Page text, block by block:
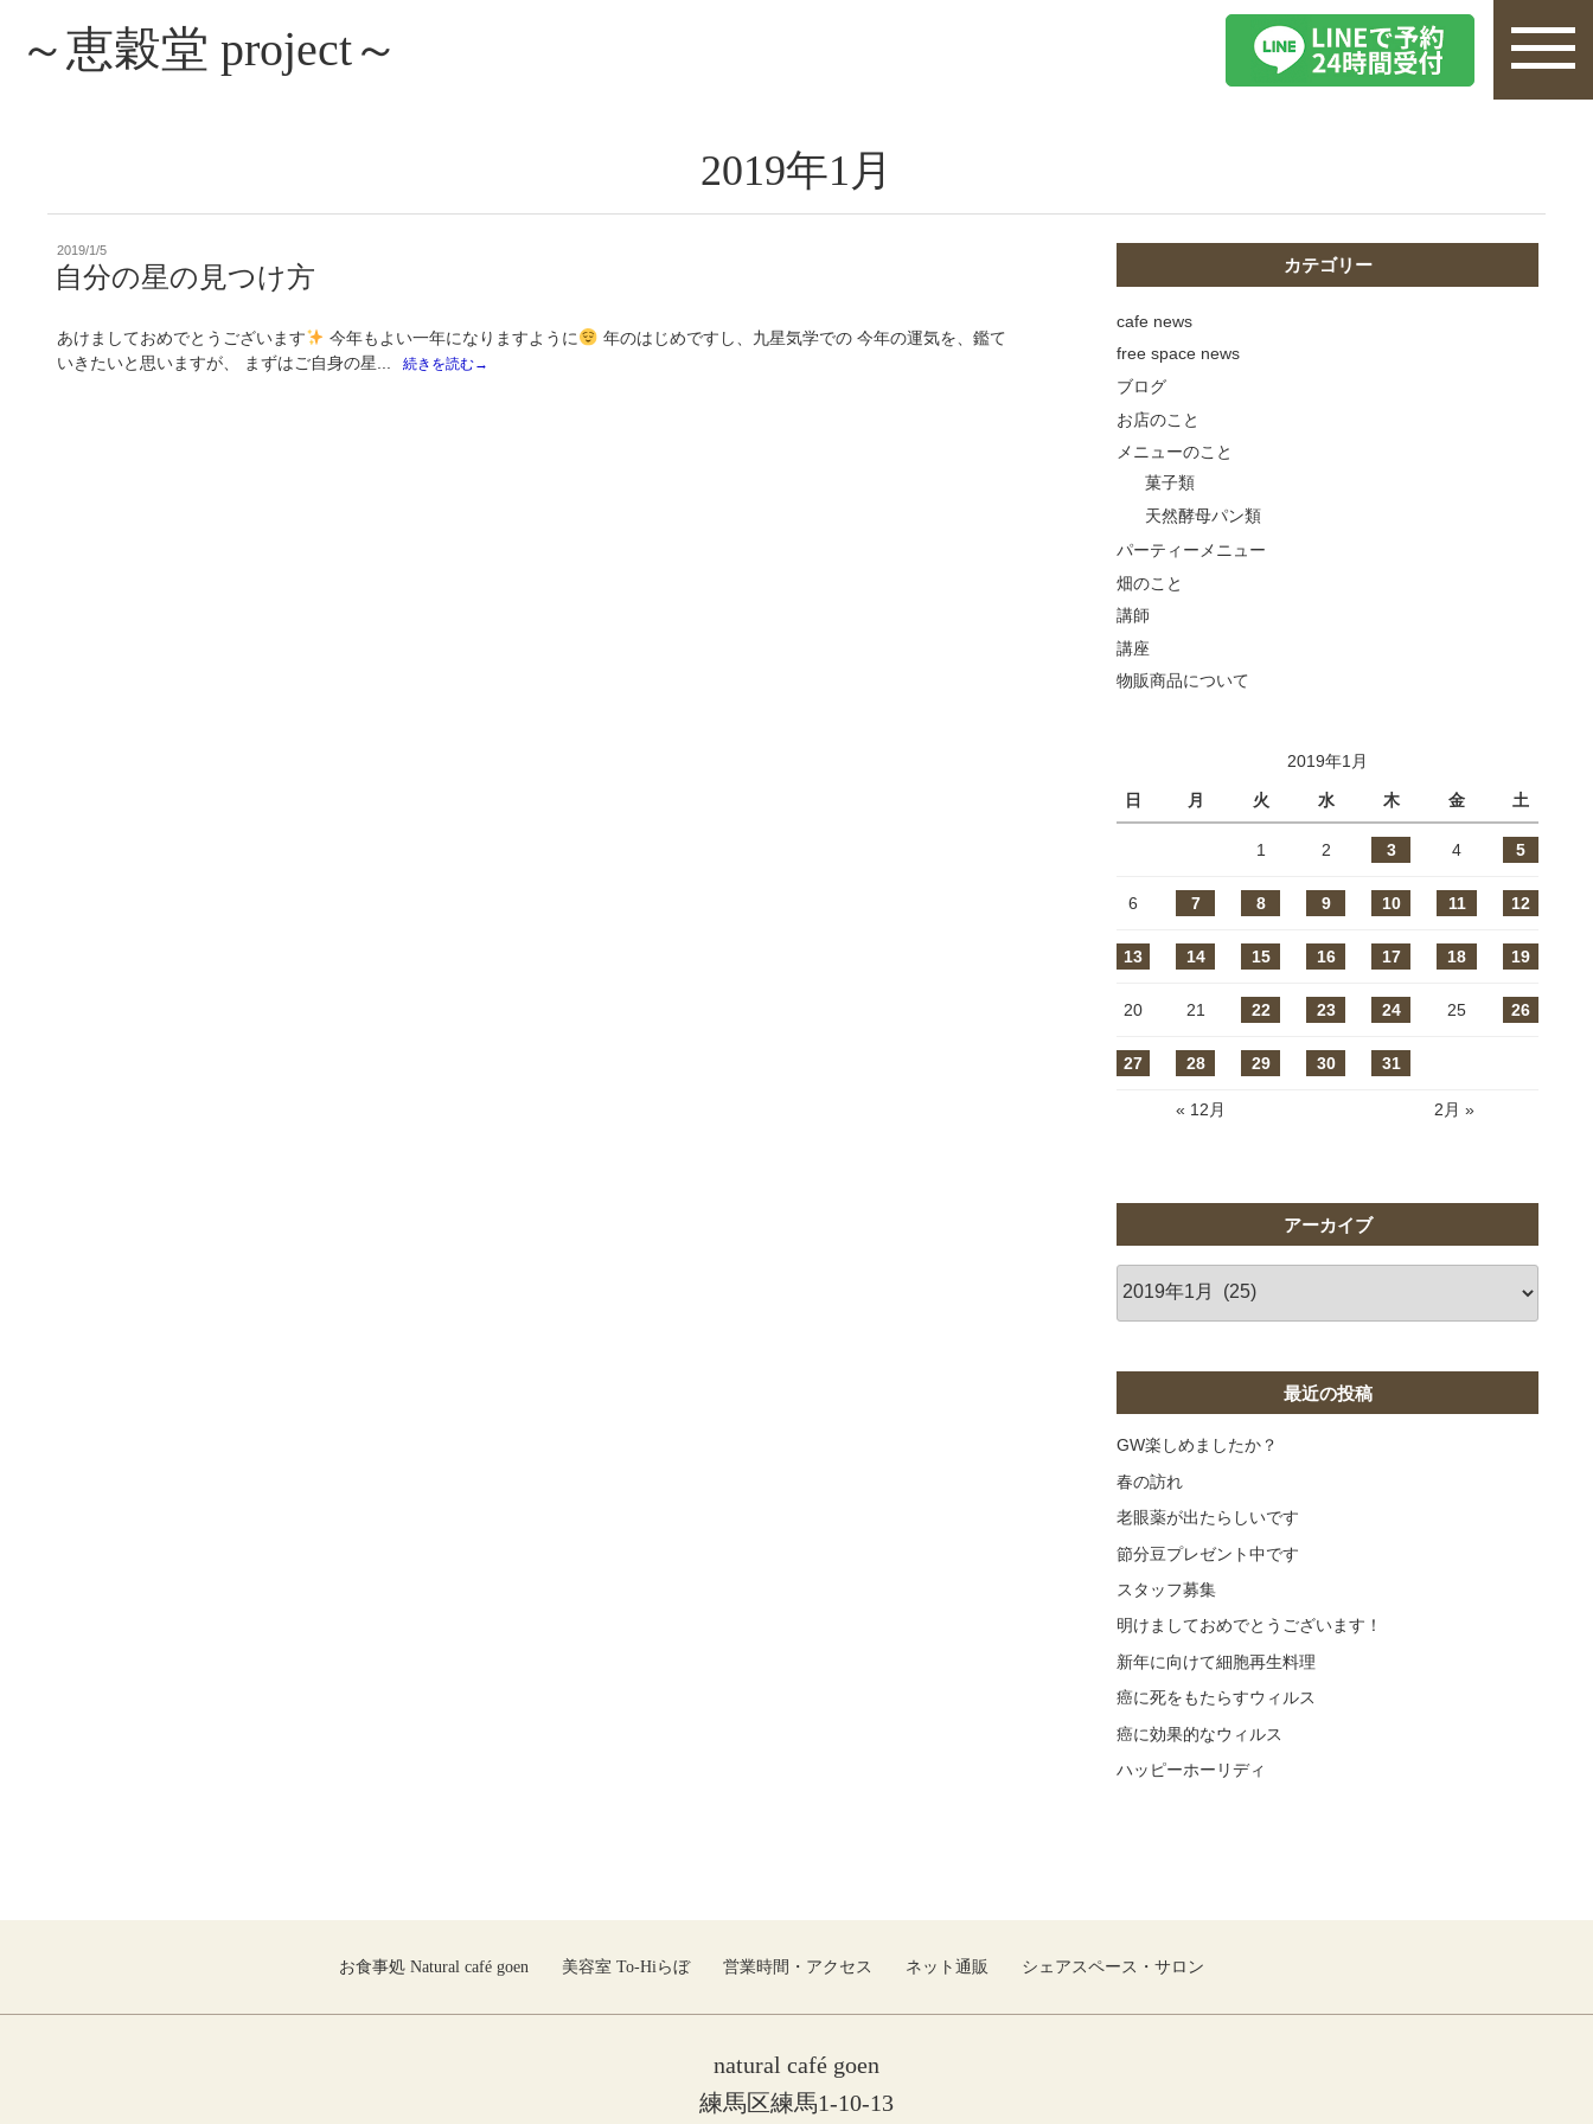
～恵穀堂 project～
2019年1月
投
稿
日:
2019/1/5
自分の星の見つけ方
あけましておめでとうございます 今年もよい一年になりますように
年のはじめですし、九星気学での 今年の運気を、鑑て
いきたいと思いますが、 まずはご自身の星...
続きを読む→
カテゴリー
cafe news
free space news
ブログ
お店のこと
メニューのこと
菓子類
天然酵母パン類
パーティーメニュー
畑のこと
講師
講座
物販商品について
2019年1月
日 月 火 水 木 金 土
1 2 3 4 5
6 7 8 9 10 11 12
13 14 15 16 17 18 19
20 21 22 23 24 25 26
27 28 29 30 31
« 12月 2月 »
アーカイブ
ー
最近の投稿
GW楽しめましたか？
春の訪れ
老眼薬が出たらしいです
節分豆プレゼント中です
スタッフ募集
明けましておめでとうございます！
新年に向けて細胞再生料理
癌に死をもたらすウィルス
癌に効果的なウィルス
ハッピーホーリディ
お食事処 Natural café goen 美容室 To-Hiらぼ 営業時間・アクセス ネット通販 シェアスペース・サロン
natural café goen
練馬区練馬1-10-13